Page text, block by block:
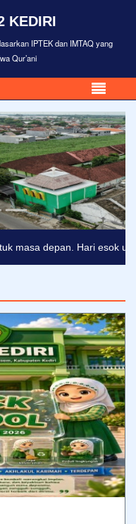
KEDIRI
IPTEK dan IMTAQ yang
Qur’ani
esok untuk orang-